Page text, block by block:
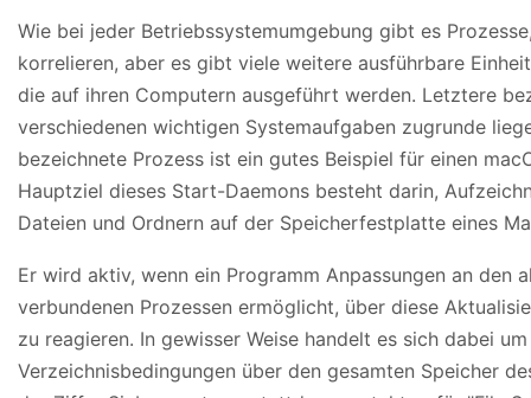
Wie bei jeder Betriebssystemumgebung gibt es
korrelieren, aber es gibt viele weitere ausführbare
die auf ihren Computern ausgeführt werden. Letztere
verschiedenen wichtigen Systemaufgaben zugrunde
bezeichnete Prozess ist ein gutes Beispiel für einen
Hauptziel dieses Start-Daemons besteht darin,
Dateien und Ordnern auf der Speicherfestplatte eines
Er wird aktiv, wenn ein Programm Anpassungen an den
verbundenen Prozessen ermöglicht, über diese
zu reagieren. In gewisser Weise handelt es sich dabei
Verzeichnisbedingungen über den gesamten Speicher